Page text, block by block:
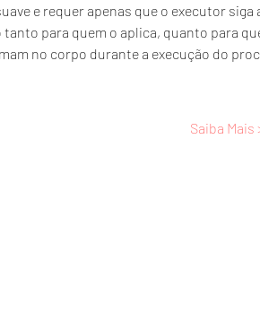
e requer apenas que o executor
para quem o aplica, quanto para
no corpo durante a execução do
Saiba Mais